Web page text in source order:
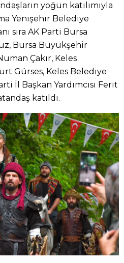
yoğun katılımıyla
Yenişehir Belediye
sıra AK Parti Bursa
Bursa Büyükşehir
Çakır, Keles
Gürses, Keles Belediye
İl Başkan Yardımcısı Ferit
katıldı.